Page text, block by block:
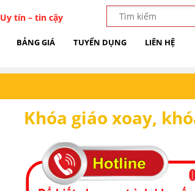
Uy tín – tin cậy
BẢNG GIÁ TUYỂN DỤNG LIÊN HỆ
Khóa giáo xoay,